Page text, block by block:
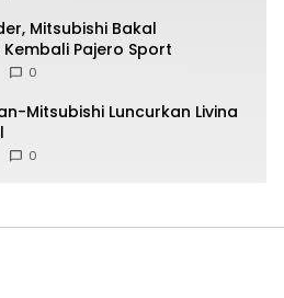
Mitsubishi Bakal
Pajero Sport
0
Mitsubishi Luncurkan Livina
0